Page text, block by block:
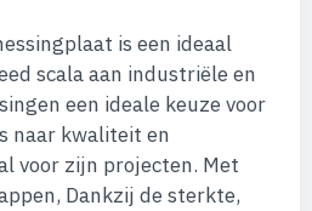
is een ideaal
scala aan industriële en
een ideale keuze voor
naar kwaliteit en
voor zijn projecten. Met
Dankzij de sterkte,